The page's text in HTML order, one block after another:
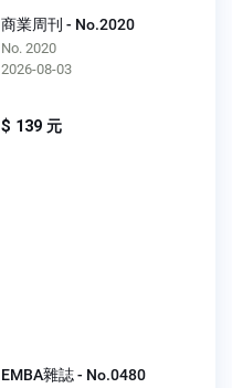
商業周刊 - No.2020
No. 2020
2026-08-03
$ 139 元
EMBA雜誌 - No.0480